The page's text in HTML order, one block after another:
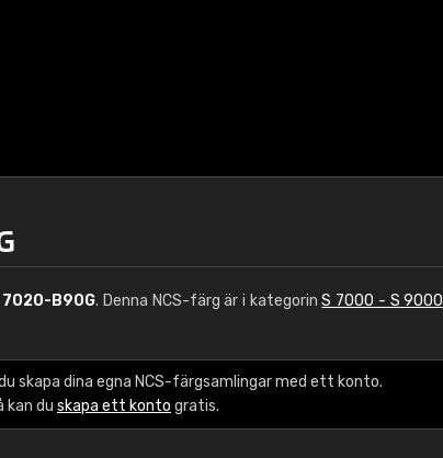
7020-B90G. Denna NCS-färg är i kategorinS 7000 - S 9000
skapa dina egna NCS-färgsamlingar med ett konto.
kan du skapa ett konto gratis.